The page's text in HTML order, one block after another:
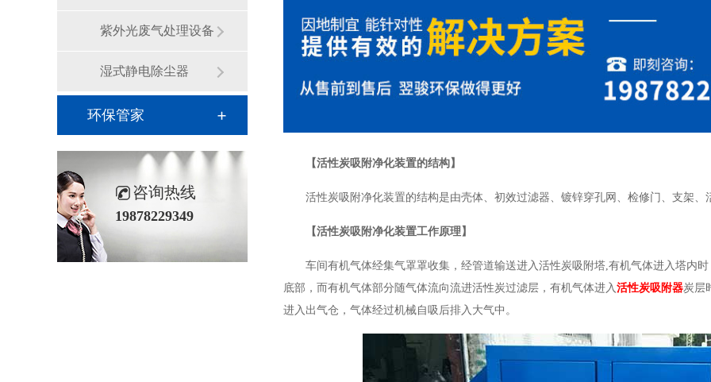
紫外光废气处理设备
湿式静电除尘器
环保管家
咨询热线
19878229349
【活性炭吸附净化装置的结构】
活性炭吸附净化装置的结构是由壳体、初效过滤器、镀锌穿孔网、检修门、支架
【活性炭吸附净化装置工作原理】
车间有机气体经集气罩罩收集，经管道输送进入活性炭吸附塔,有机气体进入塔内
底部，而有机气体部分随气体流向流进活性炭过滤层，有机气体进入 活性炭吸附器炭层
进入出气仓，气体经过机械自吸后排入大气中。